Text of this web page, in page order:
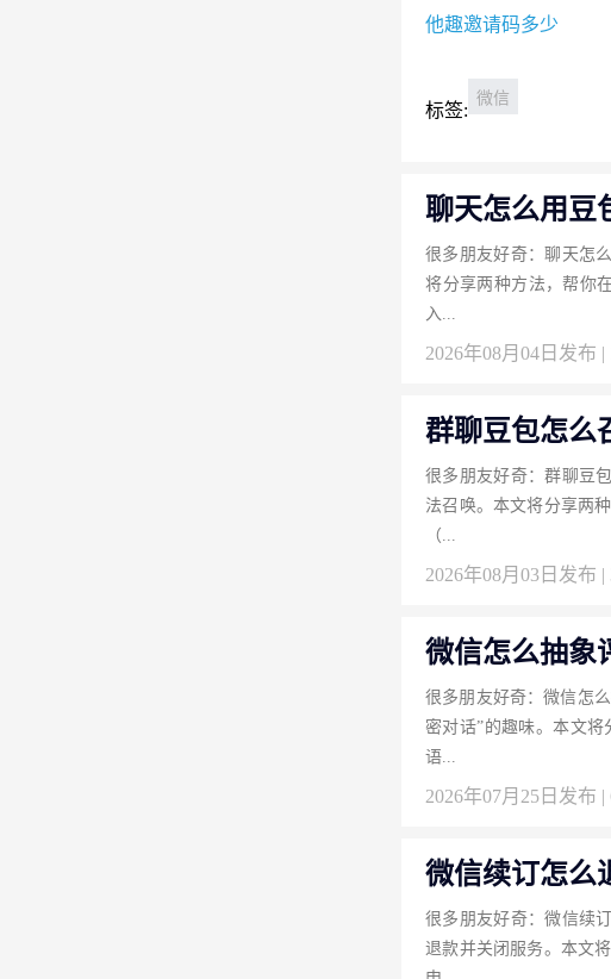
他趣邀请码多少
标签:
微信
聊天怎么用豆
很多朋友好奇：聊天怎
将分享两种方法，帮你
入...
2026年08月04日发布 |
群聊豆包怎么
很多朋友好奇：群聊豆
法召唤。本文将分享两
（...
2026年08月03日发布 |
微信怎么抽象
很多朋友好奇：微信怎
密对话”的趣味。本文
语...
2026年07月25日发布 |
微信续订怎么
很多朋友好奇：微信续
退款并关闭服务。本文